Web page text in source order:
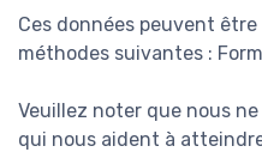
Ces données peuvent
méthodes suivantes :
Veuillez noter que nous
qui nous aident à